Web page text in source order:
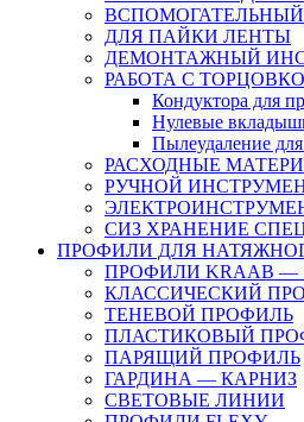
ДЛЯ ПАЙКИ ЛЕНТЫ
ДЕМОНТАЖНЫЙ
РАБОТА С
Кондуктора для
Нулевые
Пылеудаление
РАСХОДНЫЕ
РУЧНОЙ
СИЗ ХРАНЕНИЕ
ПРОФИЛИ ДЛЯ
ПРОФИЛИ KRAAB —
КЛАССИЧЕСКИЙ
ТЕНЕВОЙ ПРОФИЛЬ
ПЛАСТИКОВЫЙ
ПАРЯЩИЙ ПРОФИЛЬ
ГАРДИНА — КАРНИЗ
СВЕТОВЫЕ ЛИНИИ